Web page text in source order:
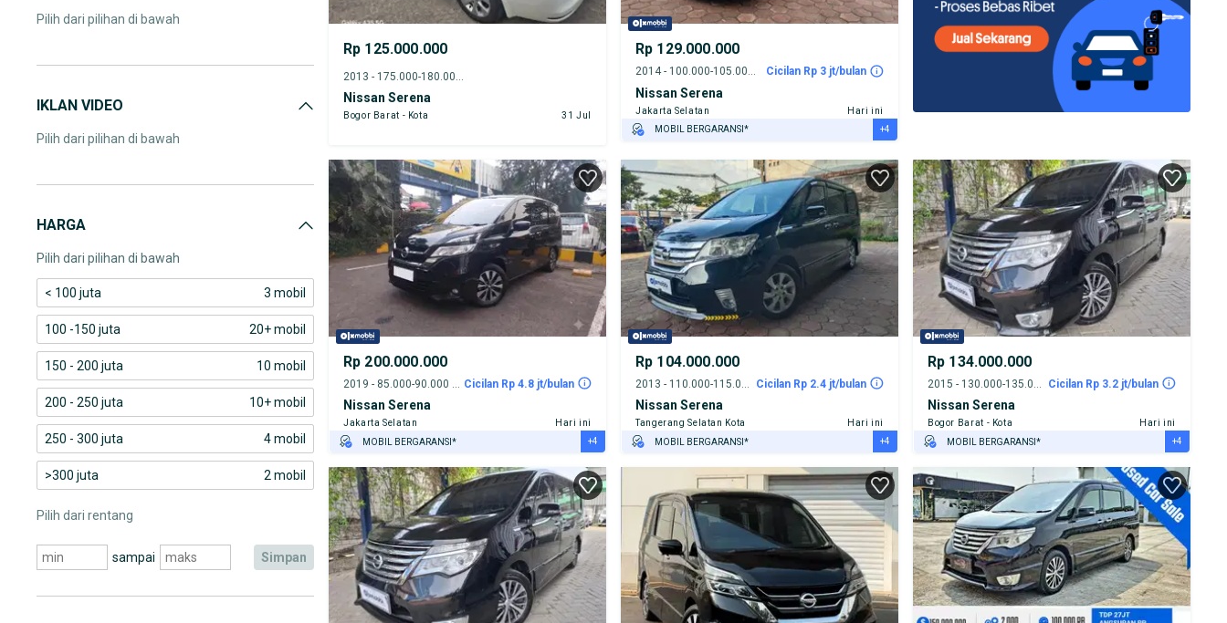
Pilih dari pilihan di bawah
IKLAN VIDEO
Pilih dari pilihan di bawah
HARGA
Pilih dari pilihan di bawah
< 100 juta 3 mobil
100 -150 juta 20+ mobil
150 - 200 juta 10 mobil
200 - 250 juta 10+ mobil
250 - 300 juta 4 mobil
>300 juta 2 mobil
Pilih dari rentang
sampai simpan
Rp 125.000.000
Nissan Serena
Bogor Barat - Kota 31 Jul
Rp 129.000.000
2014 - 100.000-105.000 km Cicilan Rp 3 jt/bulan
Nissan Serena
Jakarta Selatan
Hari ini
MOBIL BERGARANSI*
TEST DRIVE DARI RUMAH
GRATIS BIAYA JASA PERAWATAN*
PENJUAL TERVERIFIKASI
+4
Rp 200.000.000
Cicilan Rp 4.8 jt/bulan
Nissan Serena
Jakarta Selatan
Hari ini
MOBIL BERGARANSI*
TEST DRIVE DARI RUMAH
GRATIS BIAYA JASA PERAWATAN*
PENJUAL TERVERIFIKASI
+4
Rp 104.000.000
Cicilan Rp 2.4 jt/bulan
Nissan Serena
Tangerang Selatan Kota
Hari ini
MOBIL BERGARANSI*
GRATIS BIAYA JASA PERAWATAN*
PENJUAL TERVERIFIKASI
+4
Rp 134.000.000
Cicilan Rp 3.2 jt/bulan
Nissan Serena
Bogor Barat - Kota
Hari ini
MOBIL BERGARANSI*
TEST DRIVE DARI RUMAH
GRATIS BIAYA JASA PERAWATAN*
PENJUAL TERVERIFIKASI
+4